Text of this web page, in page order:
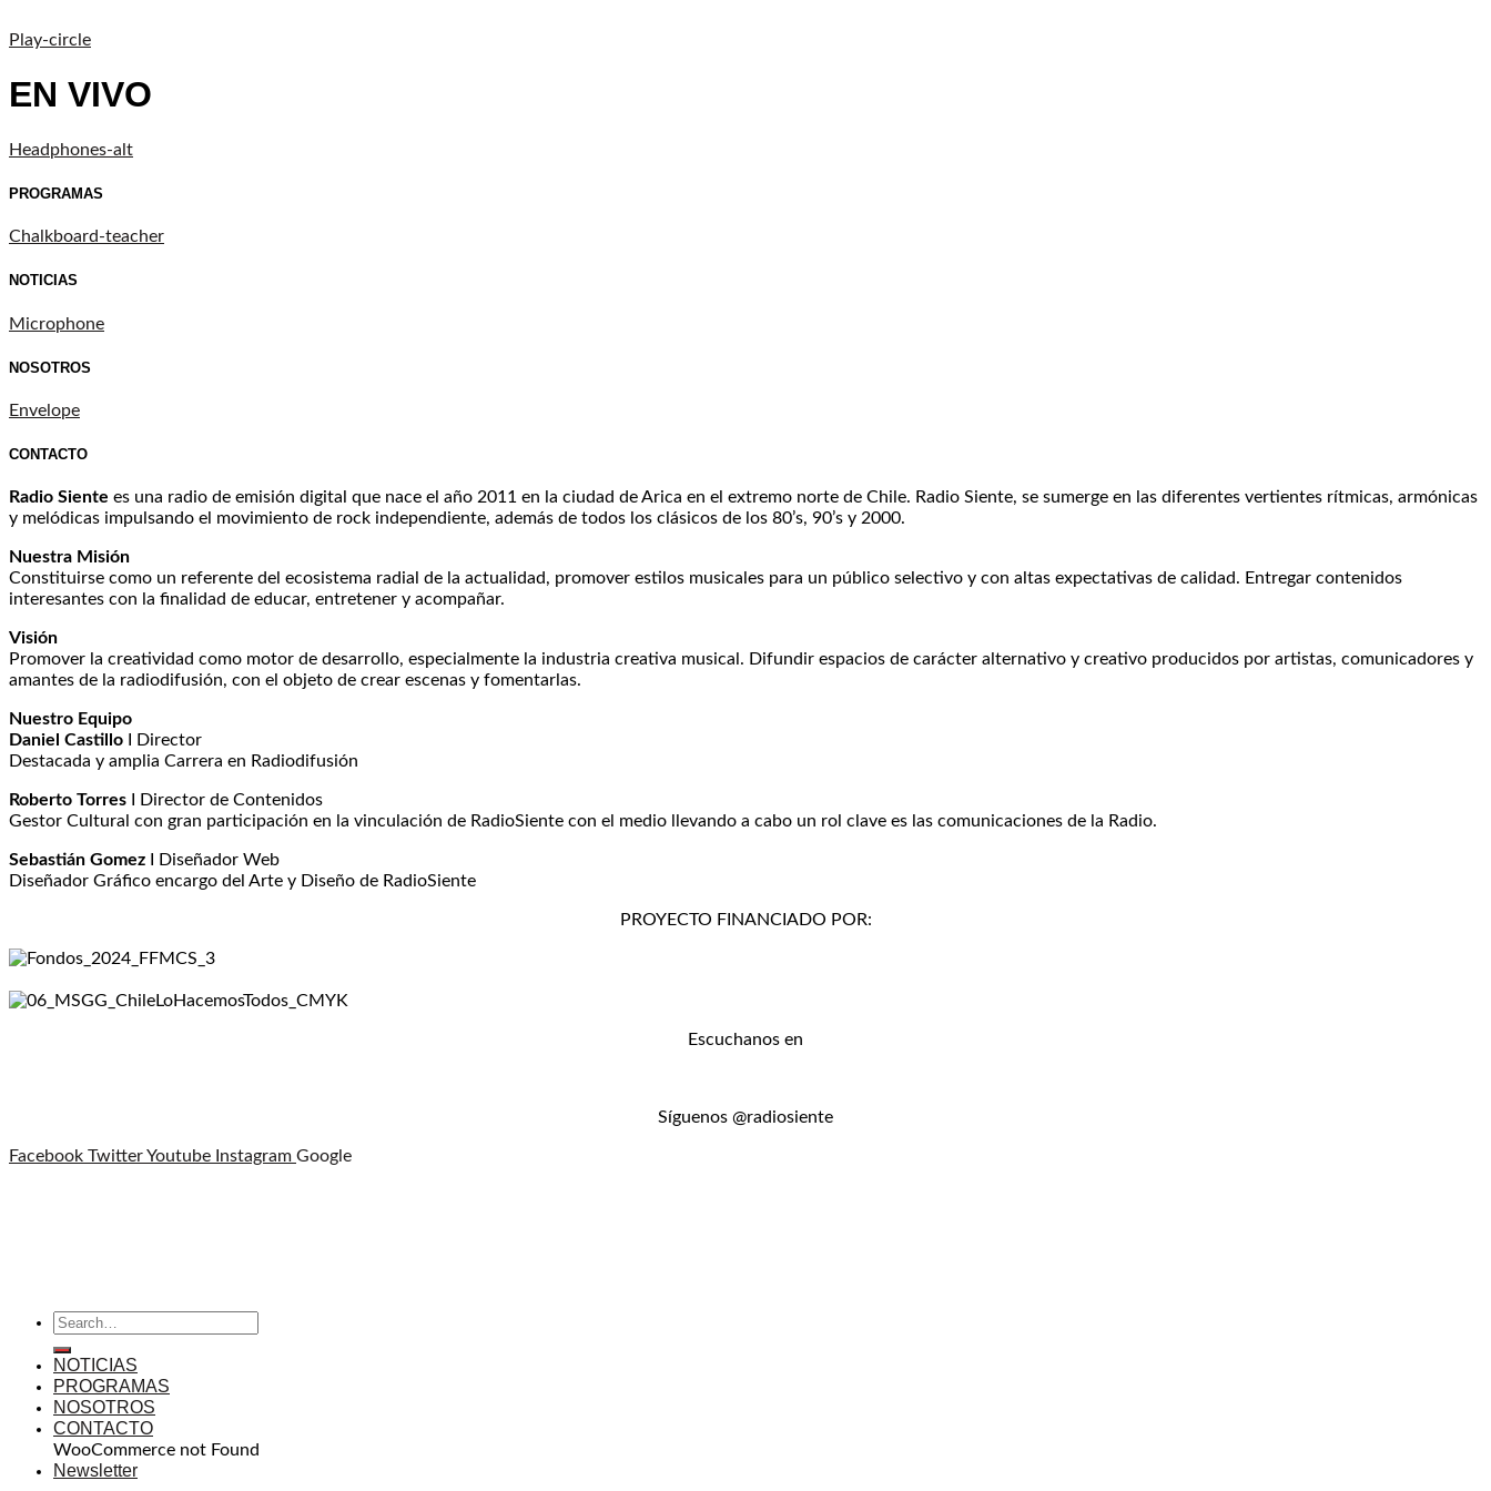
Play-circle
EN VIVO
Headphones-alt
PROGRAMAS
Chalkboard-teacher
NOTICIAS
Microphone
NOSOTROS
Envelope
CONTACTO
Radio Siente es una radio de emisión digital que nace el año 2011 en la ciudad de Arica en el extremo norte de Chile. Radio Siente, se sumerge en las diferentes vertientes rítmicas, armónicas
y melódicas impulsando el movimiento de rock independiente, además de todos los clásicos de los 80’s, 90’s y 2000.
Nuestra Misión
Constituirse como un referente del ecosistema radial de la actualidad, promover estilos musicales para un público selectivo y con altas expectativas de calidad. Entregar contenidos
interesantes con la finalidad de educar, entretener y acompañar.
Visión
Promover la creatividad como motor de desarrollo, especialmente la industria creativa musical. Difundir espacios de carácter alternativo y creativo producidos por artistas, comunicadores y
amantes de la radiodifusión, con el objeto de crear escenas y fomentarlas.
Nuestro Equipo
Daniel Castillo I Director
Destacada y amplia Carrera en Radiodifusión
Roberto Torres I Director de Contenidos
Gestor Cultural con gran participación en la vinculación de RadioSiente con el medio llevando a cabo un rol clave es las comunicaciones de la Radio.
Sebastián Gomez I Diseñador Web
Diseñador Gráfico encargo del Arte y Diseño de RadioSiente
PROYECTO FINANCIADO POR:
Escuchanos en
Síguenos @radiosiente
Facebook TwitterYoutube Instagram Google
NOTICIAS
PROGRAMAS
NOSOTROS
CONTACTO
WooCommerce not Found
Newsletter